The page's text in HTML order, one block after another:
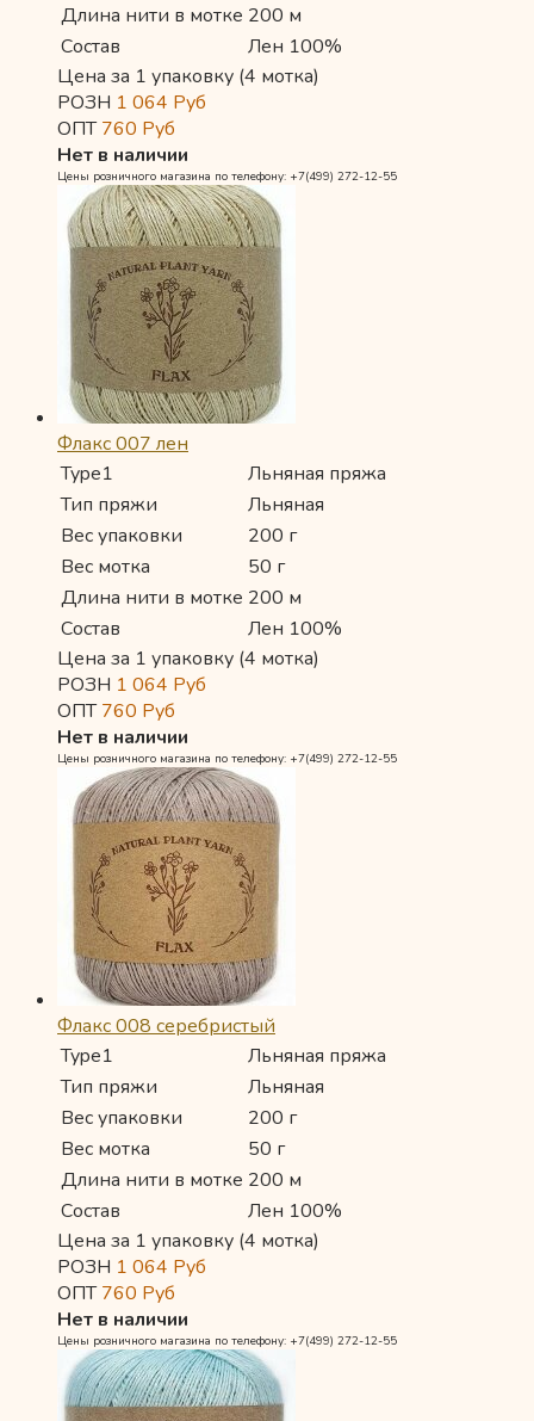
Длина нити в мотке 200 м
Состав
Лен 100%
Цена за 1 упаковку (4 мотка)
РОЗН 1 064 Руб
ОПТ760 Руб
Нет в наличии
Цены розничного магазина по телефону: +7(499) 272-12-55
Флакс 007 лен
Type1
Льняная пряжа
Тип пряжи
Льняная
Вес упаковки
200 г
Вес мотка
50 г
Длина нити в мотке 200 м
Состав
Лен 100%
Цена за 1 упаковку (4 мотка)
РОЗН 1 064 Руб
ОПТ760 Руб
Нет в наличии
Цены розничного магазина по телефону: +7(499) 272-12-55
Флакс 008 серебристый
Type1
Льняная пряжа
Тип пряжи
Льняная
Вес упаковки
200 г
Вес мотка
50 г
Длина нити в мотке 200 м
Состав
Лен 100%
Цена за 1 упаковку (4 мотка)
РОЗН 1 064 Руб
ОПТ760 Руб
Нет в наличии
Цены розничного магазина по телефону: +7(499) 272-12-55